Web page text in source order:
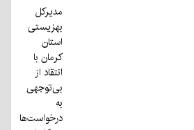
مدیرکل
بهزیستی
استان
کرمان با
انتقاد از
بی‌توجهی
به
درخواست‌ها